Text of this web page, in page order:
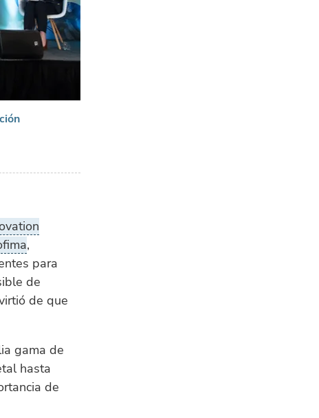
,
para
de
de que
gama de
hasta
de